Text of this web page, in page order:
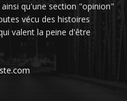
qu'une section "opinion"
vécu des histoires
valent la peine d'être